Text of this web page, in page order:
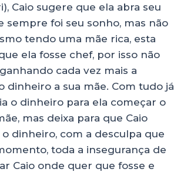
Caio sugere que ela abra seu
sempre foi seu sonho, mas não
tendo uma mãe rica, esta
ela fosse chef, por isso não
cada vez mais a
a sua mãe. Com tudo já
o dinheiro para ela começar o
mas deixa para que Caio
dinheiro, com a desculpa que
toda a insegurança de
Caio onde quer que fosse e